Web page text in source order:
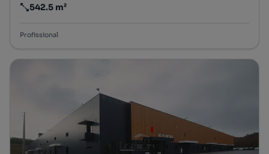
Preço por metro quadrado
542.5 m²
Profissional